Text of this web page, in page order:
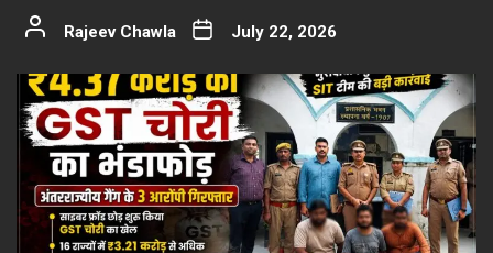
Rajeev Chawla July 22, 2026